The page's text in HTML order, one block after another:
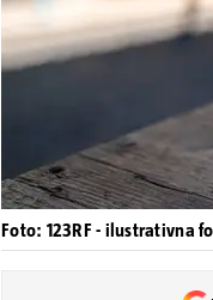
Foto: 123RF - ilustrativna